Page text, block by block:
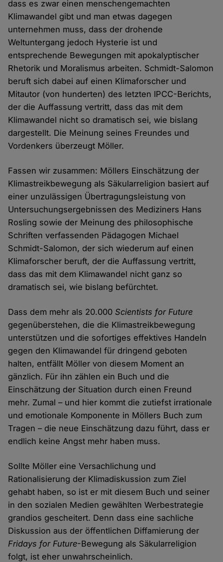
dass es zwar einen menschengemachten
Klimawandel gibt und man etwas dagegen
unternehmen muss, dass der drohende
Weltuntergang jedoch Hysterie ist und
entsprechende Bewegungen mit apokalyptischer
Rhetorik und Moralismus arbeiten. Schmidt-Salomon
beruft sich dabei auf einen Klimaforscher und
Mitautor (von hunderten) des letzten IPCC-Berichts,
der die Auffassung vertritt, dass das mit dem
Klimawandel nicht so dramatisch sei, wie bislang
dargestellt. Die Meinung seines Freundes und
Vordenkers überzeugt Möller.
Fassen wir zusammen: Möllers Einschätzung der
Klimastreikbewegung als Säkularreligion basiert auf
einer unzulässigen Übertragungsleistung von
Untersuchungsergebnissen des Mediziners Hans
Rosling sowie der Meinung des philosophische
Schriften verfassenden Pädagogen Michael
Schmidt-Salomon, der sich wiederum auf einen
Klimaforscher beruft, der die Auffassung vertritt,
dass das mit dem Klimawandel nicht ganz so
dramatisch sei, wie bislang befürchtet.
Dass dem mehr als 20.000Scientists for Future
gegenüberstehen, die die Klimastreikbewegung
unterstützen und die sofortiges effektives Handeln
gegen den Klimawandel für dringend geboten
halten, entfällt Möller von diesem Moment an
gänzlich. Für ihn zählen ein Buch und die
Einschätzung der Situation durch einen Freund
mehr. Zumal – und hier kommt die zutiefst irrationale
und emotionale Komponente in Möllers Buch zum
Tragen – die neue Einschätzung dazu führt, dass er
endlich keine Angst mehr haben muss.
Sollte Möller eine Versachlichung und
Rationalisierung der Klimadiskussion zum Ziel
gehabt haben, so ist er mit diesem Buch und seiner
in den sozialen Medien gewählten Werbestrategie
grandios gescheitert. Denn dass eine sachliche
Diskussion aus der öffentlichen Diffamierung der
Fridays for Future-Bewegung als Säkularreligion
folgt, ist eher unwahrscheinlich.